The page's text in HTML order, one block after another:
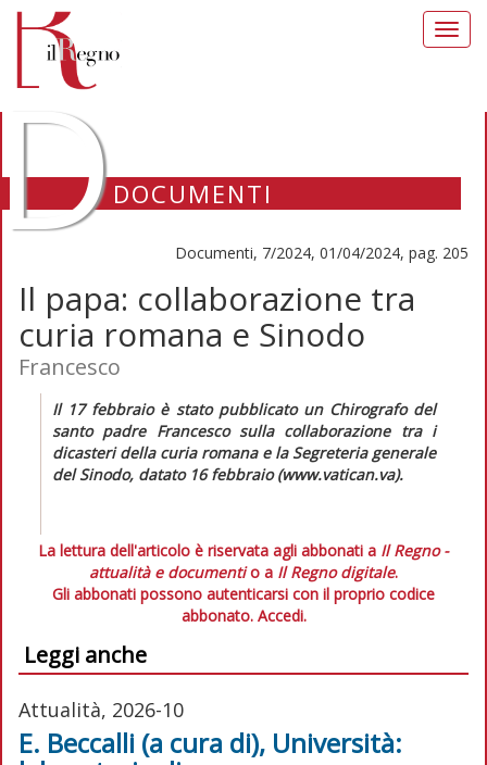
DOCUMENTI
Documenti, 7/2024, 01/04/2024, pag. 205
Il papa: collaborazione tra
curia romana e Sinodo
Francesco
Il 17 febbraio è stato pubblicato un Chirografo del
santo padre Francesco sulla collaborazione tra i
dicasteri della curia romana e la Segreteria generale
del Sinodo, datato 16 febbraio (www.vatican.va).
La lettura dell'articolo è riservata agli abbonati a Il Regno -
attualità e documentio a Il Regno digitale.
Gli abbonati possono autenticarsi con il proprio codice
abbonato. Accedi.
Leggi anche
Attualità, 2026-10
E. Beccalli (a cura di), Università: